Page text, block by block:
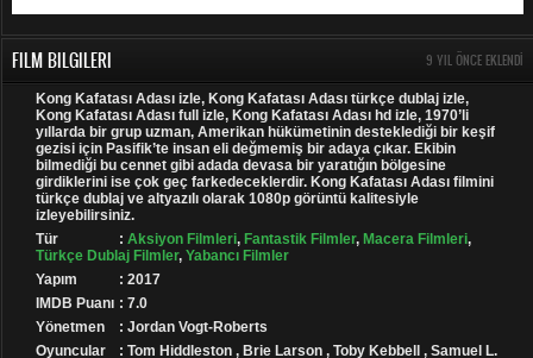
FILM BILGILERI 9 YIL ÖNCE EKLENDI
Kong Kafatası Adası izle, Kong Kafatası Adası türkçe dublaj izle,
Kong Kafatası Adası full izle, Kong Kafatası Adası hd izle, 1970’li
yıllarda bir grup uzman, Amerikan hükümetinin desteklediği bir keşif
gezisi için Pasifik’te insan eli değmemiş bir adaya çıkar. Ekibin
bilmediği bu cennet gibi adada devasa bir yaratığın bölgesine
girdiklerini ise çok geç farkedeceklerdir. Kong Kafatası Adası filmini
türkçe dublaj ve altyazılı olarak 1080p görüntü kalitesiyle
izleyebilirsiniz.
Tür
: Aksiyon Filmleri, Fantastik Filmler, Macera Filmleri,
Türkçe Dublaj Filmler, Yabancı Filmler
Yapım
: 2017
IMDB Puanı : 7.0
Yönetmen
: Jordan Vogt-Roberts
Oyuncular
: Tom Hiddleston , Brie Larson , Toby Kebbell , Samuel L.